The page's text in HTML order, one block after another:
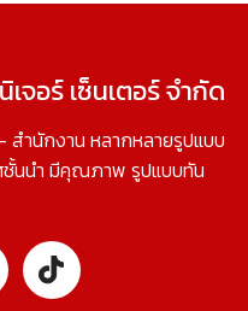
จอร์ เซ็นเตอร์ จำกัด
สำนักงาน หลากหลายรูปแบบ
นนำ มีคุณภาพ รูปแบบทัน